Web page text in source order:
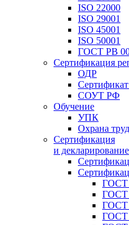
ISO 22000
ISO 29001
ISO 45001
ISO 50001
ГОСТ РВ
Сертификация
ОДР
СОУТ РФ
Обучение
УПК
Охрана
Сертификация
и декларирование
ГОСТ
ГОСТ
ГОСТ
ГОСТ